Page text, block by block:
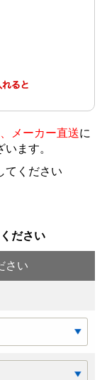
メーカー直送に
います。
てください
ださい
さい